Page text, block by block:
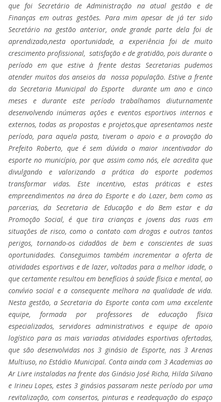
que foi Secretário de Administração na atual gestão e de
Finanças em outras gestões. Para mim apesar de já ter sido
Secretário na gestão anterior, onde grande parte dela foi de
aprendizado,nesta oportunidade, a experiência foi de muito
crescimento profissional, satisfação e de gratidão, pois durante o
período em que estive à frente destas Secretarias pudemos
atender muitos dos anseios da nossa população. Estive a frente
da Secretaria Municipal do Esporte durante um ano e cinco
meses e durante este período trabalhamos diuturnamente
desenvolvendo inúmeras ações e eventos esportivos internos e
externos, todas as propostas e projetos,que apresentamos neste
período, para aquela pasta, tiveram o apoio e a provação do
Prefeito Roberto, que é sem dúvida o maior incentivador do
esporte no município, por que assim como nós, ele acredita que
divulgando e valorizando a prática do esporte podemos
transformar vidas. Este incentivo, estas práticas e estes
empreendimentos na área do Esporte e do Lazer, bem como as
parcerias, da Secretaria de Educação e do Bem estar e da
Promoção Social, é que tira crianças e jovens das ruas em
situações de risco, como o contato com drogas e outros tantos
perigos, tornando-os cidadãos de bem e conscientes de suas
oportunidades. Conseguimos também incrementar a oferta de
atividades esportivas e de lazer, voltadas para a melhor idade, o
que certamente resultou em benefícios à saúde física e mental, ao
convívio social e a consequente melhora na qualidade de vida.
Nesta gestão, a Secretaria do Esporte conta com uma excelente
equipe, formada por professores de educação física
especializados, servidores administrativos e equipe de apoio
logístico para as mais variadas atividades esportivas ofertadas,
que são desenvolvidas nos 3 ginásio de Esporte, nas 3 Arenas
Multiuso, no Estádio Municipal. Conta ainda com 3 Academias ao
Ar Livre instaladas na frente dos Ginásio José Richa, Hilda Silvano
e Irineu Lopes, estes 3 ginásios passaram neste período por uma
revitalização, com consertos, pinturas e readequação do espaço